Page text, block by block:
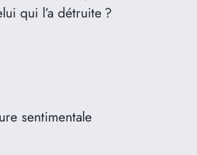
qui l’a détruite ?
sentimentale